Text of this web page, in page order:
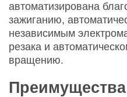
автоматизирована
зажиганию,
независимым
резака и
вращению.
Преимущества